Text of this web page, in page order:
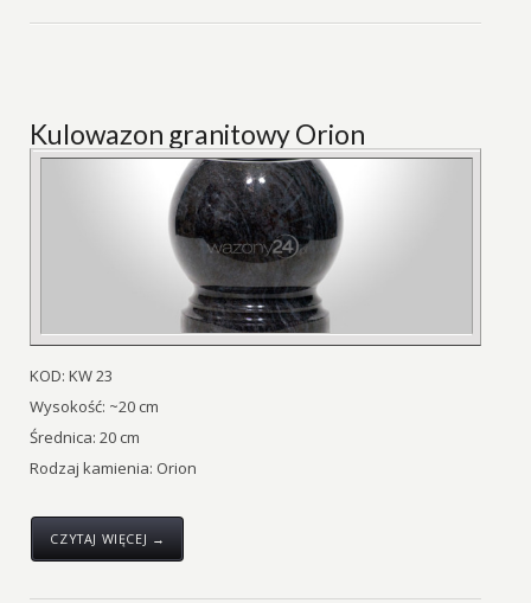
Kulowazon granitowy Orion
KOD: KW 23
Wysokość: ~20 cm
Średnica: 20 cm
Rodzaj kamienia: Orion
CZYTAJ WIĘCEJ →